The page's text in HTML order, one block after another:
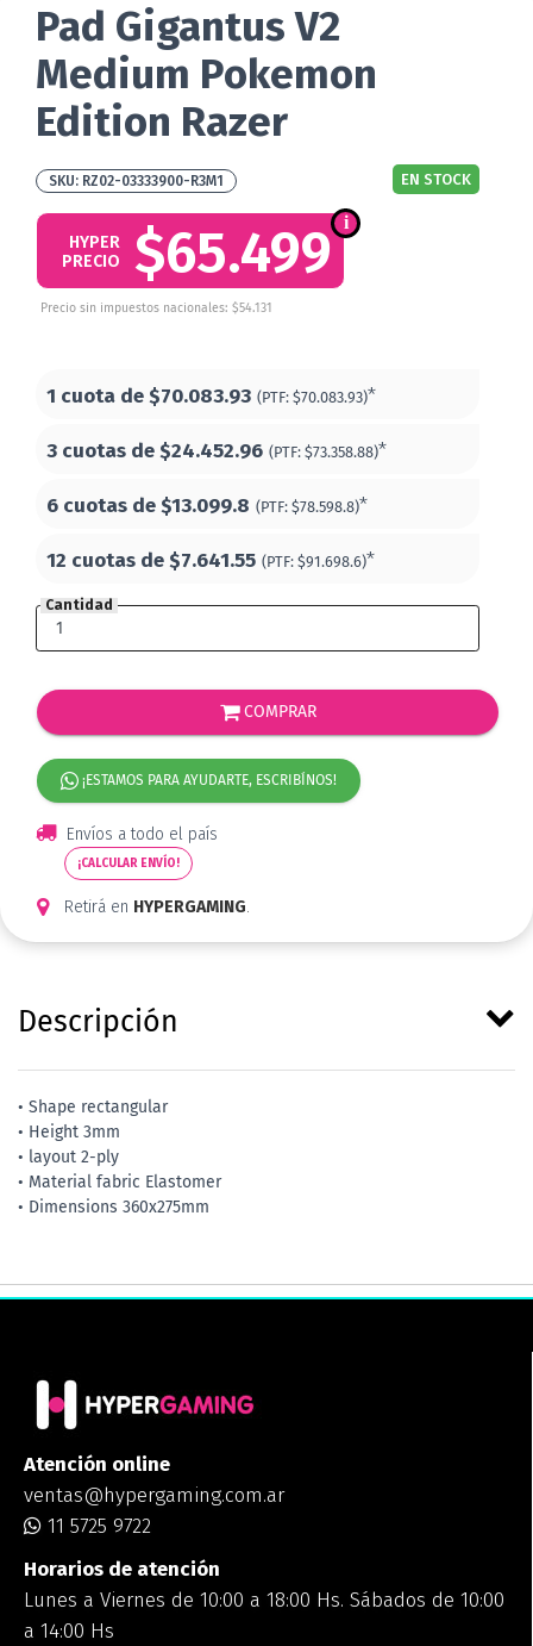
Pad Gigantus V2
Medium Pokemon
Edition Razer
RZ02-03333900-R3M1 EN STOCK
$65.499
HYPER
PRECIO
Precio sin impuestos nacionales: $54.131
1 cuota de$70.083.93 (PTF: $70.083.93)*
3 cuotas de$24.452.96 (PTF: $73.358.88)*
6 cuotas de$13.099.8 (PTF: $78.598.8)*
12 cuotas de$7.641.55 (PTF: $91.698.6)*
Cantidad
COMPRAR
¡ESTAMOS PARA AYUDARTE, ESCRIBÍNOS!
Envíos a todo el país
¡CALCULAR ENVÍO!
Retirá en HYPERGAMING.
Descripción
• Shape rectangular
• Height 3mm
• layout 2-ply
• Material fabric Elastomer
• Dimensions 360x275mm
Atención online
ventas@hypergaming.com.ar
11 5725 9722
Horarios de atención
Lunes a Viernes de 10:00 a 18:00 Hs. Sábados de 10:00
a 14:00 Hs